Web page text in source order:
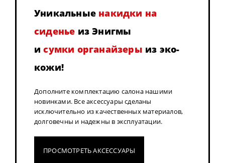
Уникальные накидки на
сиденье из Энигмы
исумки органайзеры из эко-
кожи!
Дополните комплектацию салона нашими
новинками. Все аксессуары сделаны
исключительно из качественных материалов,
долговечны и надежны в эксплуатации.
ПРОСМОТРЕТЬ АКСЕССУАРЫ